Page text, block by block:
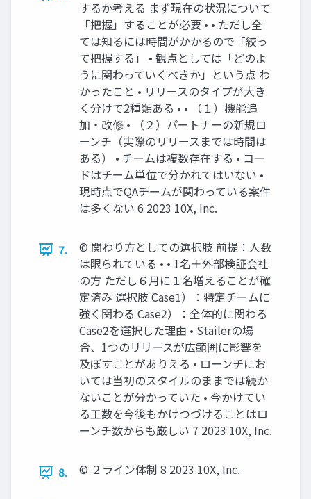
するか考える まず現在の状況について
「把握」することが必要 • • ただし全
ては知るには時間がかかるので「絞っ
て把握する」 • 観点としては「どのよ
うに関わっていくべきか」という点 わ
かったこと • リリースのタイプが大き
く分けて2種類ある • • （１）機能追
加・改修 • （２）パートナーの新規ロ
ーンチ（実際のリリースまでは時間は
ある） • チームは複数存在する • コー
ドはチーム単位で分かれてはいない •
現時点でQAチームが関わっている案件
は多くない 6 2023 10X, Inc.
7.
©︎ 関わり方としての選択肢 前提：人数
は限られている • • 1名＋外部検証会社
の方 ただし６月に１名増えることが確
定済み 選択肢 Case1）：特定チームに
強く関わる Case2）：全体的に関わる
Case2を選択した理由 • Stailerの場
合、1つのリリースが広範囲に影響を
及ぼすことがありえる • ローンチにお
いては当初のスタイルのままでは続か
ないことが分かっていた • 今かけてい
る工数を今後もかけつづけることはロ
ーンチ数からも厳しい 7 2023 10X, Inc.
8. ©︎ ２ライン体制 8 2023 10X, Inc.